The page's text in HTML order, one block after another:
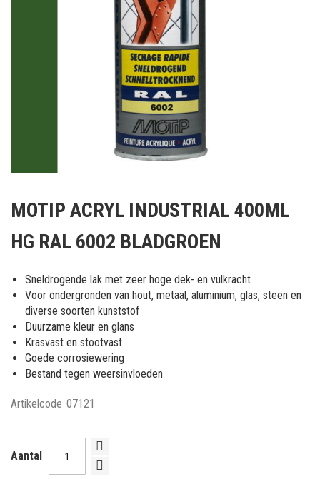
het
van
afbeeldingen-
gallerij
MOTIP ACRYL INDUSTRIAL 400ML
HG RAL 6002 BLADGROEN
Sneldrogende lak met zeer hoge dek- en vulkracht
Voor ondergronden van hout, metaal, aluminium, glas, steen en
diverse soorten kunststof
Duurzame kleur en glans
Krasvast en stootvast
Goede corrosiewering
Bestand tegen weersinvloeden
Artikelcode 07121
Aantal